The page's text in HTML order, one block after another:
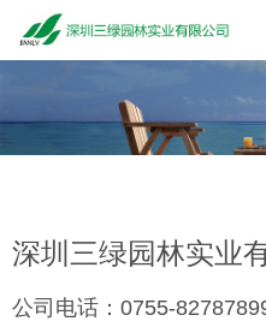
深圳三绿园林实业
公司电话：0755-